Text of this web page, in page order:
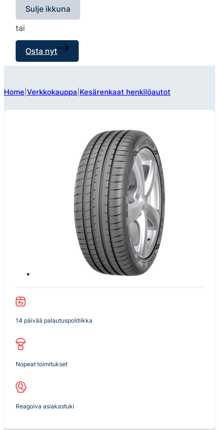
Sulje ikkuna
tai
Osta nyt
Home Verkkokauppa Kesärenkaat henkilöautot
14 päivää palautuspolitiikka
Nopeat toimitukset
Reagoiva asiakastuki